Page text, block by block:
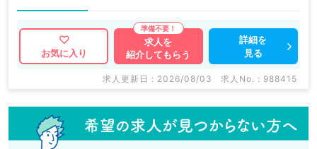
お気に入り
求人を
紹介してもらう
詳細を
見る
求人更新日 : 2026/08/03 求人No. : 988415